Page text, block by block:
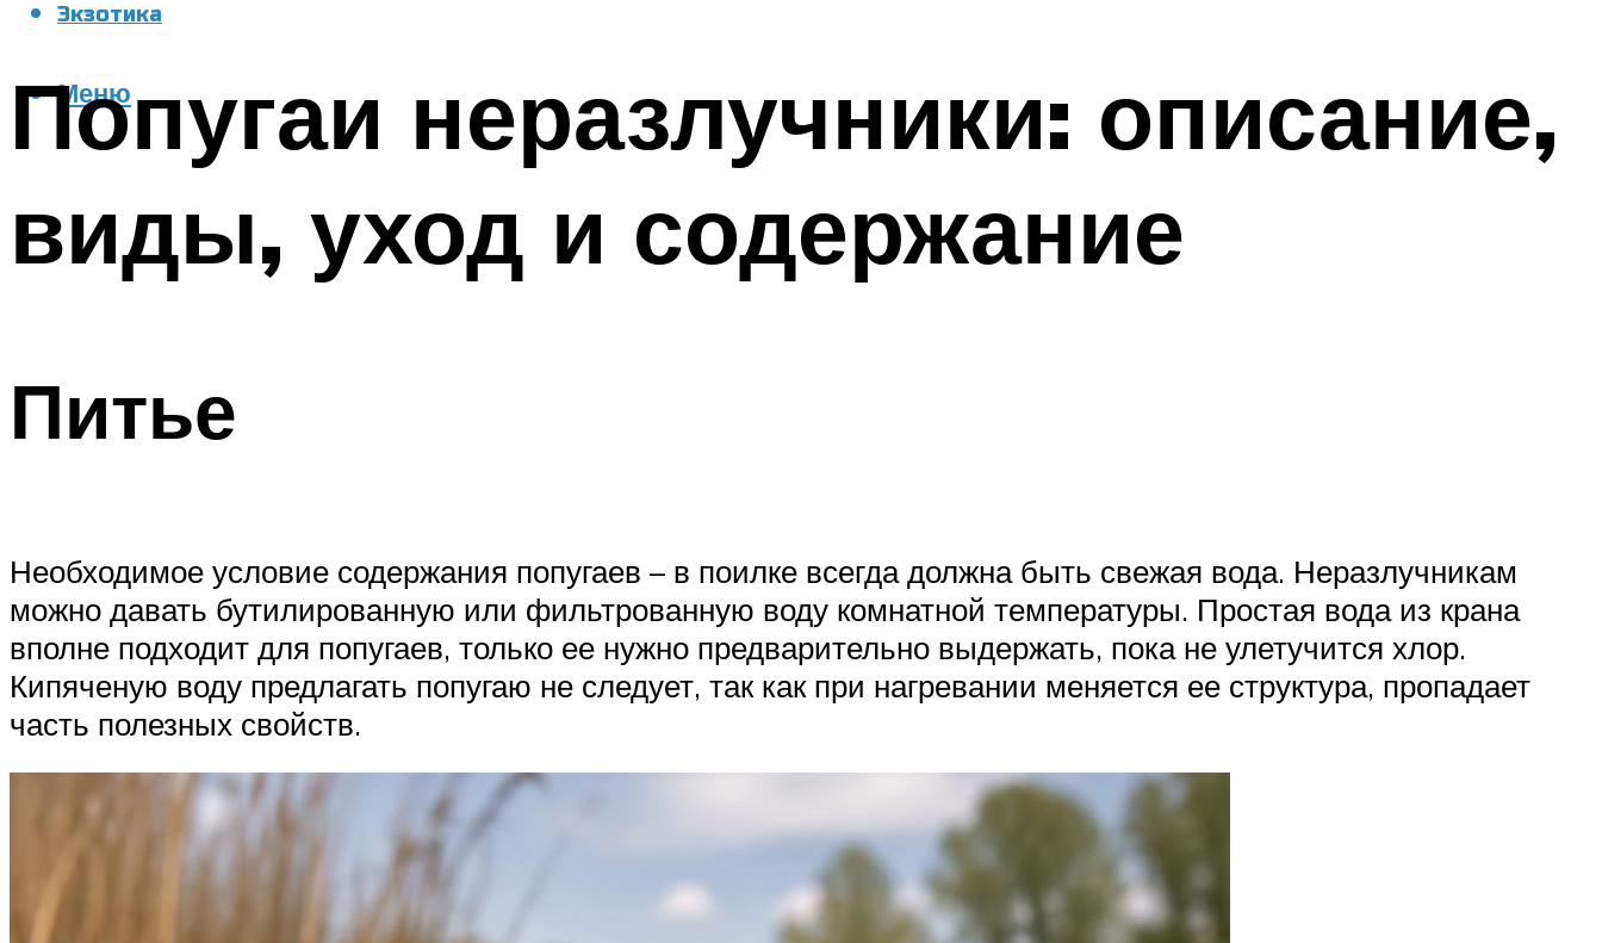
Экзотика
Меню
Попугаи неразлучники: описание,
виды, уход и содержание
Питье
Необходимое условие содержания попугаев – в поилке всегда должна быть свежая вода. Неразлучникам
можно давать бутилированную или фильтрованную воду комнатной температуры. Простая вода из крана
вполне подходит для попугаев, только ее нужно предварительно выдержать, пока не улетучится хлор.
Кипяченую воду предлагать попугаю не следует, так как при нагревании меняется ее структура, пропадает
часть полезных свойств.